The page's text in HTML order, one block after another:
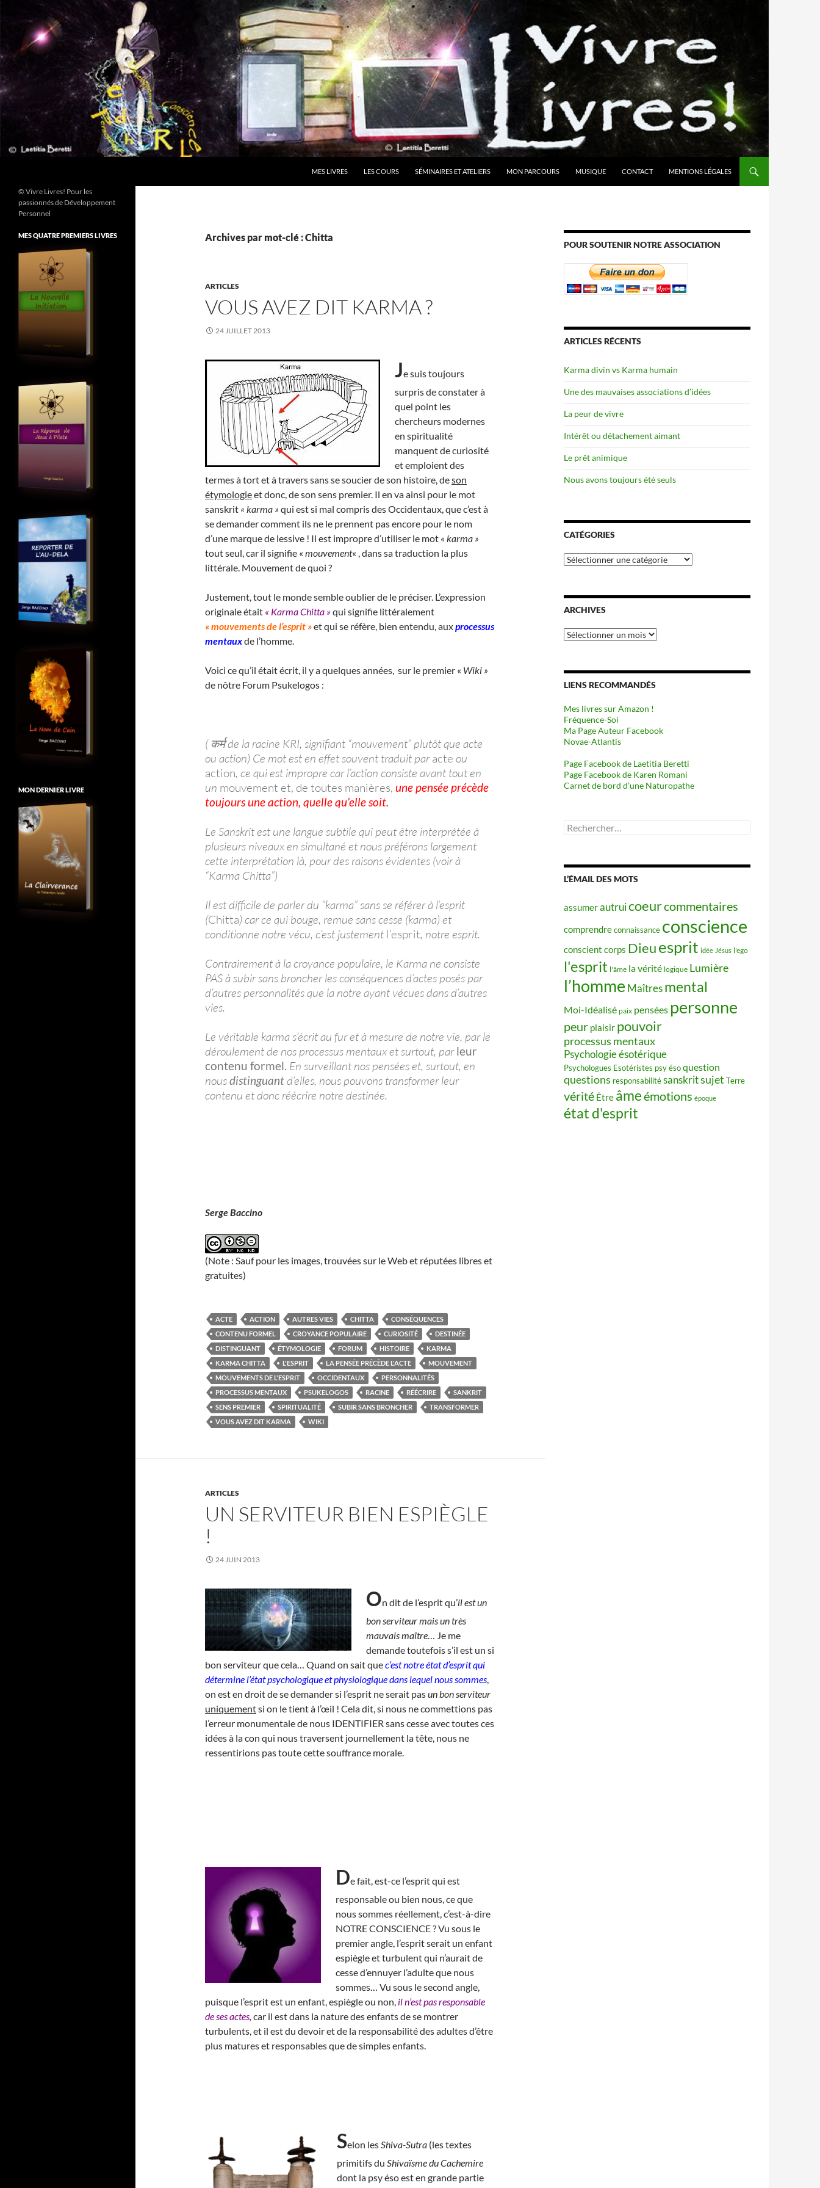
contenu
MES LIVRES LES COURS SÉMINAIRES ET ATELIERS MON PARCOURS MUSIQUE CONTACT MENTIONS LÉGALES
Archives par mot-clé : Chitta
ARTICLES
VOUS AVEZ DIT KARMA ?
24 JUILLET 2013
Je suis toujours
surpris de constater à
quel point les
chercheurs modernes
en spiritualité
manquent de curiosité
et emploient des
termes à tort et à travers sans se soucier de son histoire, deson
étymologieet donc, de son sens premier. Il en va ainsi pour le mot
sanskrit « karma » qui est si mal compris des Occidentaux, que c’est à
se demander comment ils ne le prennent pas encore pour le nom
d’une marque de lessive ! Il est impropre d’utiliser le mot « karma »
tout seul, car il signifie « mouvement« , dans sa traduction la plus
littérale. Mouvement de quoi ?
Justement, tout le monde semble oublier de le préciser. L’expression
originale était « Karma Chitta » qui signifie littéralement
« mouvements de l’esprit »et qui se réfère, bien entendu, auxprocessus
mentauxde l’homme.
Voici ce qu’il était écrit, il y a quelques années, sur le premier « Wiki »
de nôtre Forum Psukelogos :
( कर्म de la racine KRI, signifiant “mouvement” plutôt que acte
ou action) Ce mot est en effet souvent traduit paracte ou
action, ce qui est impropre car l’action consiste avant tout en
un mouvement et, de toutes manières, une pensée précède
toujours une action, quelle qu’elle soit.
Le Sanskrit est une langue subtile qui peut être interprétée à
plusieurs niveaux en simultané et nous préférons largement
cette interprétation là, pour des raisons évidentes (voir à
“Karma Chitta”)
Il est difficile de parler du “karma” sans se référer à l’esprit
(Chitta) car ce qui bouge, remue sans cesse (karma) et
conditionne notre vécu, c’est justement l’esprit, notre esprit.
Contrairement à la croyance populaire, le Karma ne consiste
PAS à subir sans broncher les conséquences d’actes posés par
d’autres personnalités que la notre ayant vécues dans d’autres
vies.
Le véritable karma s’écrit au fur et à mesure de notre vie, par le
déroulement de nos processus mentaux et surtout, parleur
contenu formel. En surveillant nos pensées et, surtout, en
nousdistinguantd’elles, nous pouvons transformer leur
contenu et donc réécrire notre destinée.
Serge Baccino
(Note : Sauf pour les images, trouvées sur le Web et réputées libres et
gratuites)
ACTE ACTION AUTRES VIES CHITTA
CONSÉQUENCES
CONTENU FORMEL
CROYANCE POPULAIRE CURIOSITÉ
DESTINÉE
DISTINGUANT
ÉTYMOLOGIE FORUM HISTOIRE
KARMA
KARMA CHITTA
L'ESPRIT LA PENSÉE PRÉCÈDE L'ACTE
MOUVEMENT
MOUVEMENTS DE L'ESPRIT
OCCIDENTAUX
PERSONNALITÉS
PROCESSUS MENTAUX
PSUKELOGOS RACINE RÉÉCRIRE
SANKRIT
SENS PREMIER
SPIRITUALITÉ SUBIR SANS BRONCHER
TRANSFORMER
VOUS AVEZ DIT KARMA
WIKI
ARTICLES
UN SERVITEUR BIEN ESPIÈGLE
!
24 JUIN 2013
On dit de l’esprit qu’il est un
bon serviteur mais un très
mauvais maître… Je me
demande toutefois s’il est un si
bon serviteur que cela… Quand on sait quec’est notre état d’esprit qui
détermine l’état psychologique et physiologique dans lequel nous sommes,
on est en droit de se demander si l’esprit ne serait pasun bon serviteur
uniquementsi on le tient à l’œil ! Cela dit, si nous ne commettions pas
l’erreur monumentale de nous IDENTIFIER sans cesse avec toutes ces
idées à la con qui nous traversent journellement la tête, nous ne
ressentirions pas toute cette souffrance morale.
De fait, est-ce l’esprit qui est
responsable ou bien nous, ce que
nous sommes réellement, c’est-à-dire
NOTRE CONSCIENCE ? Vu sous le
premier angle, l’esprit serait un enfant
espiègle et turbulent qui n’aurait de
cesse d’ennuyer l’adulte que nous
sommes… Vu sous le second angle,
puisque l’esprit est un enfant, espiègle ou non, il n’est pas responsable
de ses actes,car il est dans la nature des enfants de se montrer
turbulents, et il est du devoir et de la responsabilité des adultes d’être
plus matures et responsables que de simples enfants.
Selon lesShiva-Sutra (les textes
primitifs du Shivaïsme du Cachemire
dont la psy éso est en grande partie
POUR SOUTENIR NOTRE ASSOCIATION
ARTICLES RÉCENTS
Karma divin vs Karma humain
Une des mauvaises associations d’idées
La peur de vivre
Intérêt ou détachement aimant
Le prêt animique
Nous avons toujours été seuls
CATÉGORIES
Catégories
ARCHIVES
Archives
LIENS RECOMMANDÉS
Mes livres sur Amazon !
Fréquence-Soi
Ma Page Auteur Facebook
Novae-Atlantis
Page Facebook de Laetitia Beretti
Page Facebook de Karen Romani
Carnet de bord d’une Naturopathe
Rechercher :
L’ÉMAIL DES MOTS
assumerautruicoeurcommentaires
comprendreconnaissance conscience
conscient corps Dieuesprit idée Jésus l'ego
l'esprit l'âme la vérité logique Lumière
l’homme Maîtres mental
Moi-Idéalisé paix pensées personne
peur plaisir pouvoir
processus mentaux
Psychologie ésotérique
Psychologues Esotéristes psy ésoquestion
questions responsabilitésanskritsujet Terre
vérité Être âmeémotions époque
état d'esprit
© Vivre Livres! Pour les
passionnés de Développement
Personnel
MES QUATRE PREMIERS LIVRES
MON DERNIER LIVRE